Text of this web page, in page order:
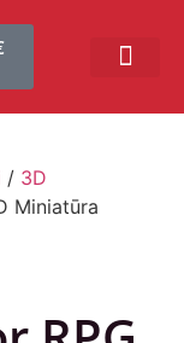
/ 3D
Miniatūra